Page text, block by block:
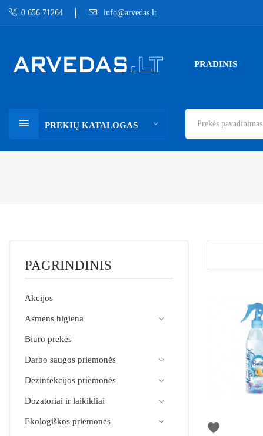
0 656 71264 info@arvedas.lt
PRADINIS
PREKIŲ KATALOGAS
PAGRINDINIS
Akcijos
Asmens higiena
Biuro prekės
Darbo saugos priemonės
Dezinfekcijos priemonės
Dozatoriai ir laikikliai
Ekologiškos priemonės favorite